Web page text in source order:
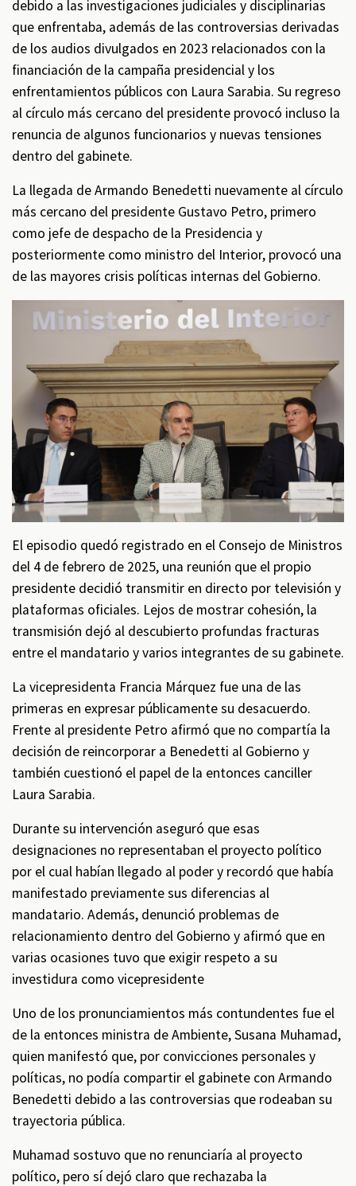
debido a las investigaciones judiciales y disciplinarias
que enfrentaba, además de las controversias derivadas
de los audios divulgados en 2023 relacionados con la
financiación de la campaña presidencial y los
enfrentamientos públicos con Laura Sarabia. Su regreso
al círculo más cercano del presidente provocó incluso la
renuncia de algunos funcionarios y nuevas tensiones
dentro del gabinete.
La llegada de Armando Benedetti nuevamente al círculo
más cercano del presidente Gustavo Petro, primero
como jefe de despacho de la Presidencia y
posteriormente como ministro del Interior, provocó una
de las mayores crisis políticas internas del Gobierno.
El episodio quedó registrado en el Consejo de Ministros
del 4 de febrero de 2025, una reunión que el propio
presidente decidió transmitir en directo por televisión y
plataformas oficiales. Lejos de mostrar cohesión, la
transmisión dejó al descubierto profundas fracturas
entre el mandatario y varios integrantes de su gabinete.
La vicepresidenta Francia Márquez fue una de las
primeras en expresar públicamente su desacuerdo.
Frente al presidente Petro afirmó que no compartía la
decisión de reincorporar a Benedetti al Gobierno y
también cuestionó el papel de la entonces canciller
Laura Sarabia.
Durante su intervención aseguró que esas
designaciones no representaban el proyecto político
por el cual habían llegado al poder y recordó que había
manifestado previamente sus diferencias al
mandatario. Además, denunció problemas de
relacionamiento dentro del Gobierno y afirmó que en
varias ocasiones tuvo que exigir respeto a su
investidura como vicepresidente
Uno de los pronunciamientos más contundentes fue el
de la entonces ministra de Ambiente, Susana Muhamad,
quien manifestó que, por convicciones personales y
políticas, no podía compartir el gabinete con Armando
Benedetti debido a las controversias que rodeaban su
trayectoria pública.
Muhamad sostuvo que no renunciaría al proyecto
político, pero sí dejó claro que rechazaba la